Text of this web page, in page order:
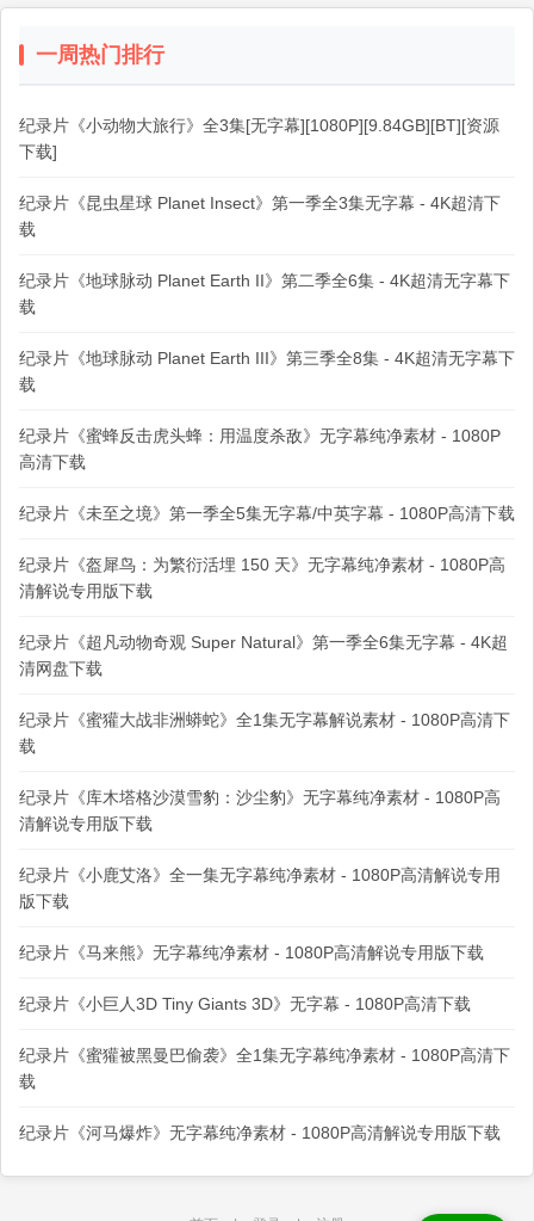
一周热门排行
纪录片《小动物大旅行》全3集[无字幕][1080P][9.84GB][BT][资源
下载]
纪录片《昆虫星球 Planet Insect》第一季全3集无字幕 - 4K超清下
载
纪录片《地球脉动 Planet Earth II》第二季全6集 - 4K超清无字幕下
载
纪录片《地球脉动 Planet Earth III》第三季全8集 - 4K超清无字幕下
载
纪录片《蜜蜂反击虎头蜂：用温度杀敌》无字幕纯净素材 - 1080P
高清下载
纪录片《未至之境》第一季全5集无字幕/中英字幕 - 1080P高清下载
纪录片《盔犀鸟：为繁衍活埋 150 天》无字幕纯净素材 - 1080P高
清解说专用版下载
纪录片《超凡动物奇观 Super Natural》第一季全6集无字幕 - 4K超
清网盘下载
纪录片《蜜獾大战非洲蟒蛇》全1集无字幕解说素材 - 1080P高清下
载
纪录片《库木塔格沙漠雪豹：沙尘豹》无字幕纯净素材 - 1080P高
清解说专用版下载
纪录片《小鹿艾洛》全一集无字幕纯净素材 - 1080P高清解说专用
版下载
纪录片《马来熊》无字幕纯净素材 - 1080P高清解说专用版下载
纪录片《小巨人3D Tiny Giants 3D》无字幕 - 1080P高清下载
纪录片《蜜獾被黑曼巴偷袭》全1集无字幕纯净素材 - 1080P高清下
载
纪录片《河马爆炸》无字幕纯净素材 - 1080P高清解说专用版下载